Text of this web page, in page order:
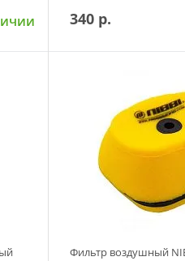
340 р.
Фильтр воздушный